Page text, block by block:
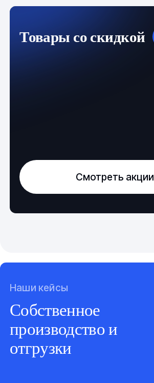
Товары со скидкой
Смотреть акции
Наши кейсы
Собственное
производство и
отгрузки